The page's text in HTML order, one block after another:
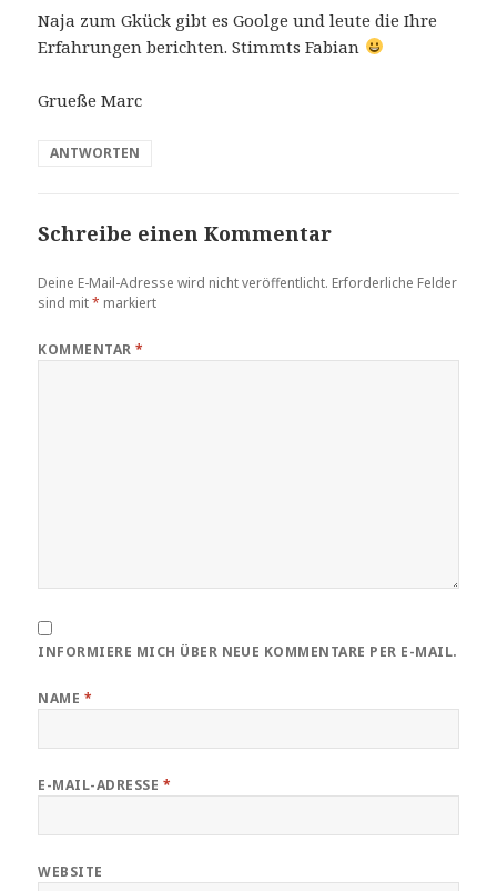
Naja zum Gkück gibt es Goolge und leute die Ihre
Erfahrungen berichten. Stimmts Fabian
Grueße Marc
ANTWORTEN
Schreibe einen Kommentar
Deine E-Mail-Adresse wird nicht veröffentlicht. Erforderliche Felder
sind mit* markiert
KOMMENTAR*
INFORMIERE MICH ÜBER NEUE KOMMENTARE PER E-MAIL.
NAME *
E-MAIL-ADRESSE *
WEBSITE